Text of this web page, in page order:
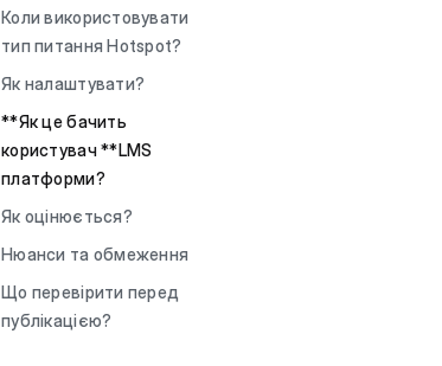
Коли використовувати
тип питання Hotspot?
Як налаштувати?
**Як це бачить
користувач **LMS
платформи?
Як оцінюється?
Нюанси та обмеження
Що перевірити перед
публікацією?